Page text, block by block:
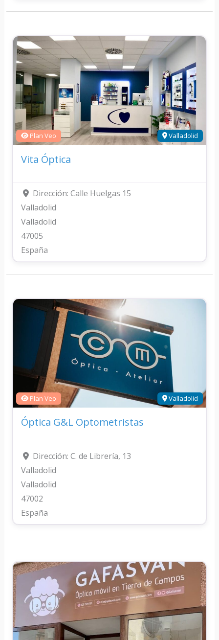
Plan Veo Valladolid
Vita Óptica
Dirección: Calle Huelgas 15
Valladolid
Valladolid
47005
España
Plan Veo Valladolid
Óptica G&L Optometristas
Dirección: C. de Librería, 13
Valladolid
Valladolid
47002
España